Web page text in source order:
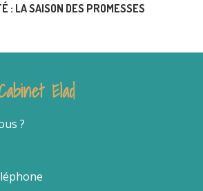
: LA SAISON DES PROMESSES
Elad
?